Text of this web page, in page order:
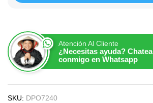
Atención Al Cliente
¿Necesitas ayuda? Chatea
conmigo en Whatsapp
SKU: DPO7240